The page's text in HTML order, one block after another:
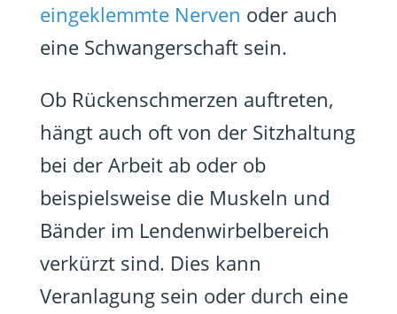
eingeklemmte Nerven oder auch
eine Schwangerschaft sein.
Ob Rückenschmerzen auftreten,
hängt auch oft von der Sitzhaltung
bei der Arbeit ab oder ob
beispielsweise die Muskeln und
Bänder im Lendenwirbelbereich
verkürzt sind. Dies kann
Veranlagung sein oder durch eine